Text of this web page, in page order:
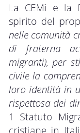
La CEMi e la
spirito del
nelle comunità
di fraterna
migranti), per
civile la
loro identità in
rispettosa dei
1 Statuto
cristiane in